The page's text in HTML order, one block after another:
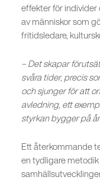
effekter för individer
av människor som
fritidsledare,
– Det skapar
svåra tider, precis
och sjunger för att
avledning, ett
styrkan bygger på
Ett återkommande
en tydligare